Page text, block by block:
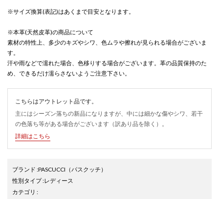
※サイズ換算(表記)はあくまで目安となります。
※本革(天然皮革)の商品について
素材の特性上、多少のキズやシワ、色ムラや擦れが見られる場合がございま
す。
汗や雨などで濡れた場合、色移りする場合がございます。革の品質保持のた
め、できるだけ濡らさないようご注意下さい。
こちらはアウトレット品です。
主にはシーズン落ちの新品になりますが、中には細かな傷やシワ、若干
の色落ち等がある場合がございます（訳あり品を除く）。
詳細はこちら
ブランド :PASCUCCI （パスクッチ）
性別タイプ:レディース
カテゴリ :